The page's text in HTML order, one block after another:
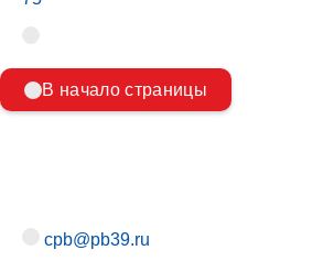
В начало страницы
cpb@pb39.ru